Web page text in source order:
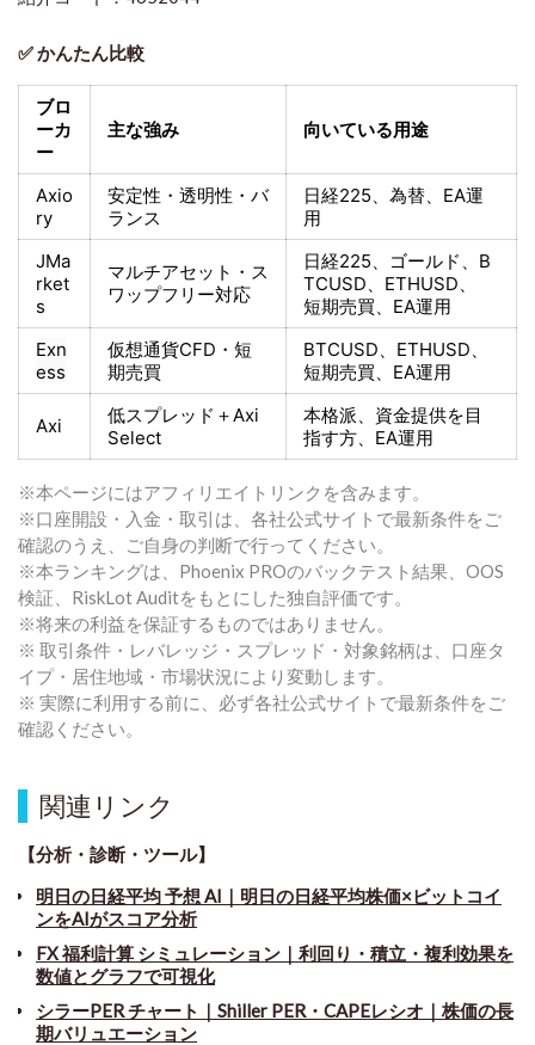
✅ かんたん比較
ブロ
ーカ
ー
主な強み 向いている用途
Axio
ry
安定性・透明性・バ
ランス
日経225、為替、EA運
用
JMa
rket
s
マルチアセット・ス
ワップフリー対応
日経225、ゴールド、 B
TCUSD、ETHUSD、
短期売買、EA運用
Exn
ess
仮想通貨CFD・短
期売買
BTCUSD、ETHUSD、
短期売買、EA運用
Axi 低スプレッド＋Axi
Select
本格派、資金提供を目
指す方、EA運用
※本ページにはアフィリエイトリンクを含みます。
※口座開設・入金・取引は、各社公式サイトで最新条件をご
確認のうえ、ご自身の判断で行ってください。
※本ランキングは、Phoenix PROのバックテスト結果、OOS
検証、RiskLot Auditをもとにした独自評価です。
※将来の利益を保証するものではありません。
※ 取引条件・レバレッジ・スプレッド・対象銘柄は、口座タ
イプ・居住地域・市場状況により変動します。
※ 実際に利用する前に、必ず各社公式サイトで最新条件をご
確認ください。
関連リンク
【分析・診断・ツール】
明日の日経平均 予想 AI｜明日の日経平均株価×ビットコイ
ンをAIがスコア分析
FX 福利計算 シミュレーション｜利回り・積立・複利効果を
数値とグラフで可視化
シラーPER チャート ｜ Shiller PER・CAPEレシオ｜株価の長
期バリュエーション